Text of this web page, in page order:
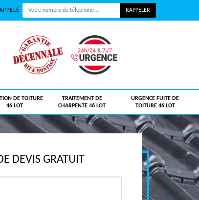
DE TOITURE
46 LOT
TRAITEMENT DE
CHARPENTE 46 LOT
URGENCE FUITE DE
TOITURE 46 LOT
DEVIS GRATUIT